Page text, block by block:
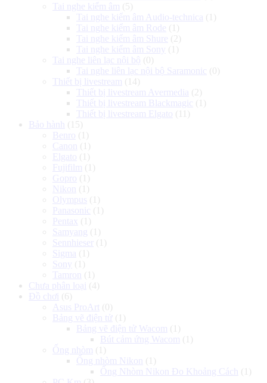
Tai nghe kiểm âm (5)
Tai nghe kiểm âm Audio-technica (1)
Tai nghe kiểm âm Rode (1)
Tai nghe kiểm âm Shure (2)
Tai nghe kiểm âm Sony (1)
Tai nghe liên lạc nội bộ (0)
Tai nghe liên lạc nội bộ Saramonic (0)
Thiết bị livestream (14)
Thiết bị livestream Avermedia (2)
Thiết bị livestream Blackmagic (1)
Thiết bị livestream Elgato (11)
Bảo hành
(15)
Benro (1)
Canon
(1)
Elgato (1)
Fujifilm (1)
Gopro (1)
Nikon
(1)
Olympus (1)
Panasonic (1)
Pentax (1)
Samyang (1)
Sennhieser
(1)
Sigma (1)
Sony (1)
Tamron
(1)
Chưa phân loại (4)
Đồ chơi (6)
Asus ProArt (0)
Bảng vẽ điện tử (1)
Bảng vẽ điện tử Wacom (1)
Bút cảm ứng Wacom (1)
Ống nhòm (1)
Ống nhòm Nikon
(1)
Ống Nhòm Nikon Đo Khoảng Cách
(1)